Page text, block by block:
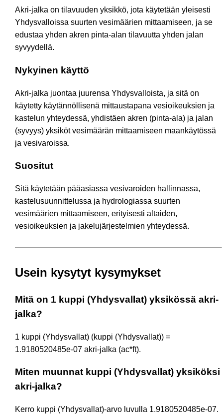
Akri-jalka on tilavuuden yksikkö, jota käytetään yleisesti
Yhdysvalloissa suurten vesimäärien mittaamiseen, ja se
edustaa yhden akren pinta-alan tilavuutta yhden jalan
syvyydellä.
Nykyinen käyttö
Akri-jalka juontaa juurensa Yhdysvalloista, ja sitä on
käytetty käytännöllisenä mittaustapana vesioikeuksien ja
kastelun yhteydessä, yhdistäen akren (pinta-ala) ja jalan
(syvyys) yksiköt vesimäärän mittaamiseen maankäytössä
ja vesivaroissa.
Suositut
Sitä käytetään pääasiassa vesivaroiden hallinnassa,
kastelusuunnittelussa ja hydrologiassa suurten
vesimäärien mittaamiseen, erityisesti altaiden,
vesioikeuksien ja jakelujärjestelmien yhteydessä.
Usein kysytyt kysymykset
Mitä on 1 kuppi (Yhdysvallat) yksikössä akri-
jalka?
1 kuppi (Yhdysvallat) (kuppi (Yhdysvallat)) =
1.9180520485e-07 akri-jalka (ac*ft).
Miten muunnat kuppi (Yhdysvallat) yksiköksi
akri-jalka?
Kerro kuppi (Yhdysvallat)-arvo luvulla 1.9180520485e-07.